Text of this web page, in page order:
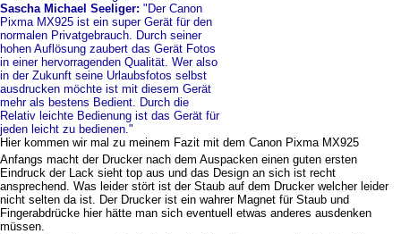
Sascha Michael Seeliger: "Der Canon
Pixma MX925 ist ein super Gerät für den
normalen Privatgebrauch. Durch seiner
hohen Auflösung zaubert das Gerät Fotos
in einer hervorragenden Qualität. Wer also
in der Zukunft seine Urlaubsfotos selbst
ausdrucken möchte ist mit diesem Gerät
mehr als bestens Bedient. Durch die
Relativ leichte Bedienung ist das Gerät für
jeden leicht zu bedienen."
Hier kommen wir mal zu meinem Fazit mit dem Canon Pixma MX925
Anfangs macht der Drucker nach dem Auspacken einen guten ersten
Eindruck der Lack sieht top aus und das Design an sich ist recht
ansprechend. Was leider stört ist der Staub auf dem Drucker welcher leider
nicht selten da ist. Der Drucker ist ein wahrer Magnet für Staub und
Fingerabdrücke hier hätte man sich eventuell etwas anderes ausdenken
müssen.